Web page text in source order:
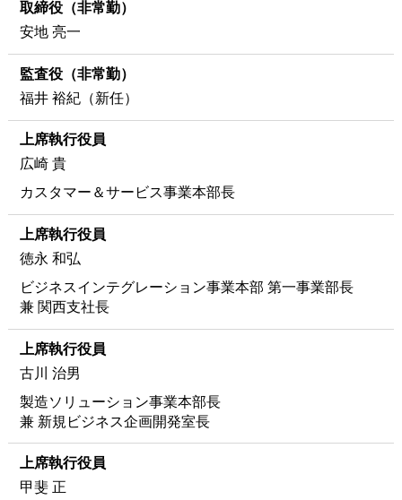
取締役（非常勤）
安地 亮一
監査役（非常勤）
福井 裕紀（新任）
上席執行役員
広崎 貴
カスタマー＆サービス事業本部長
上席執行役員
徳永 和弘
ビジネスインテグレーション事業本部 第一事業部長
兼 関西支社長
上席執行役員
古川 治男
製造ソリューション事業本部長
兼 新規ビジネス企画開発室長
上席執行役員
甲斐 正